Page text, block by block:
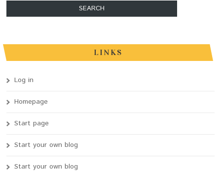
LINKS
Log in
Homepage
Start page
Start your own blog
Start your own blog